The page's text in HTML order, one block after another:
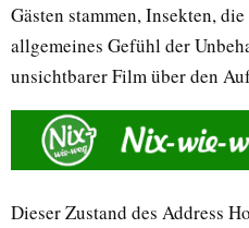
Gästen stammen, Insekten,
allgemeines Gefühl der
unsichtbarer Film über den
Dieser Zustand des Address